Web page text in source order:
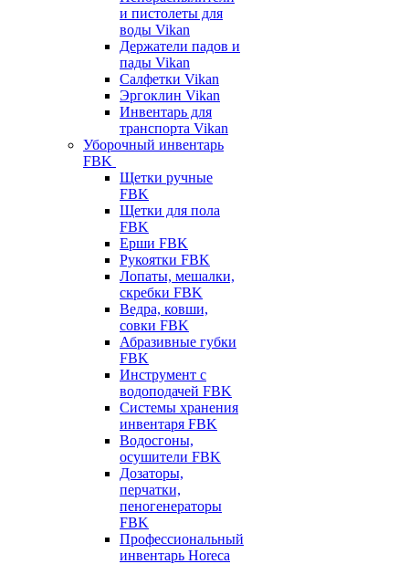
и пистолеты для
воды Vikan
Держатели падов и
пады Vikan
Салфетки Vikan
Эргоклин Vikan
Инвентарь для
транспорта Vikan
Уборочный инвентарь
FBK
Щетки ручные
FBK
Щетки для пола
FBK
Ерши FBK
Рукоятки FBK
Лопаты, мешалки,
скребки FBK
Ведра, ковши,
совки FBK
Абразивные губки
FBK
Инструмент с
водоподачей FBK
Системы хранения
инвентаря FBK
Водосгоны,
осушители FBK
Дозаторы,
перчатки,
пеногенераторы
FBK
Профессиональный
инвентарь Horeca